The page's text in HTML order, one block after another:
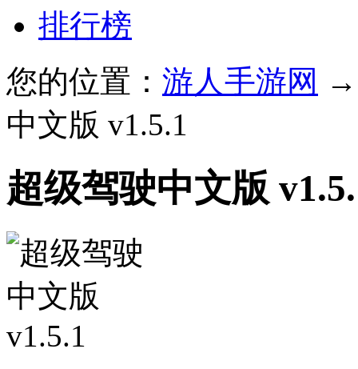
排行榜
您的位置： 游人手游网
中文版 v1.5.1
超级驾驶中文版